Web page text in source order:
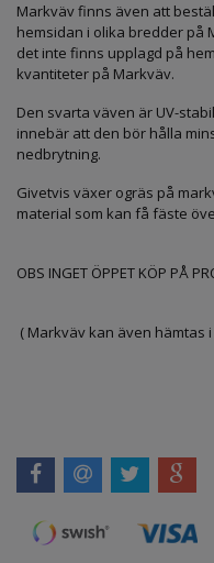
Markväv finns även att
hemsidan i olika bredder på
det inte finns upplagd på
kvantiteter på Markväv.
Den svarta väven är UV-
innebär att den bör hålla
nedbrytning.
Givetvis växer ogräs på
material som kan få fäste
OBS INGET ÖPPET KÖP PÅ
( Markväv kan även hämtas